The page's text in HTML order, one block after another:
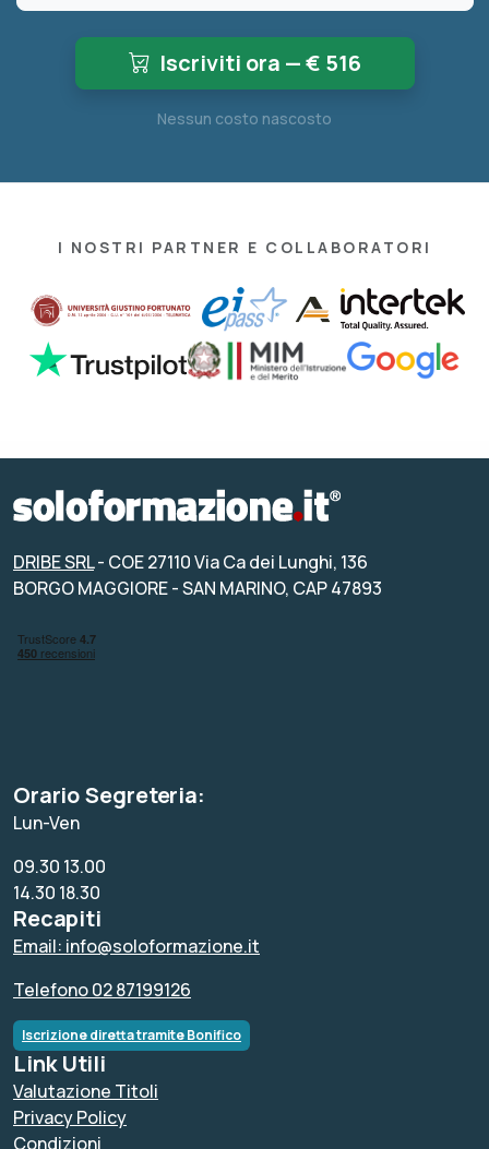
Iscriviti ora — € 516
Nessun costo nascosto
I NOSTRI PARTNER E COLLABORATORI
DRIBE SRL- COE 27110 Via Ca dei Lunghi, 136
BORGO MAGGIORE - SAN MARINO, CAP 47893
Orario Segreteria:
Lun-Ven
09.30 13.00
14.30 18.30
Recapiti
Email: info@soloformazione.it
Telefono 02 87199126
Iscrizione diretta tramite Bonifico
Link Utili
Valutazione Titoli
Privacy Policy
Condizioni